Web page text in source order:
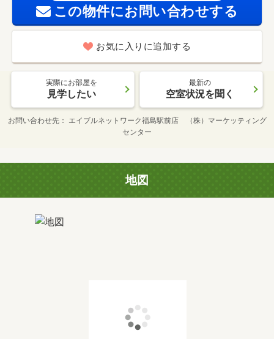
この物件にお問い合わせする
お気に入りに追加する
実際にお部屋を
見学したい
最新の
空室状況を聞く
お問い合わせ先
エイブルネットワーク福島駅前店 （株）マーケッティング
センター
地図